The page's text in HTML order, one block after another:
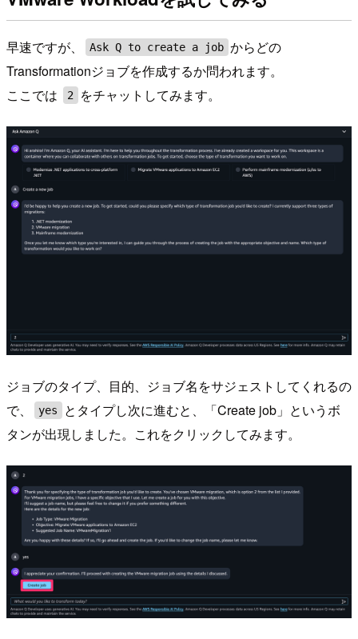
早速ですが、 Ask Q to create a job からどの
Transformationジョブを作成するか問われます。
ここでは
2 をチャットしてみます。
ジョブのタイプ、目的、ジョブ名をサジェストしてくれるの
で、
yes
とタイプし次に進むと、「Create job」というボ
タンが出現しました。これをクリックしてみます。